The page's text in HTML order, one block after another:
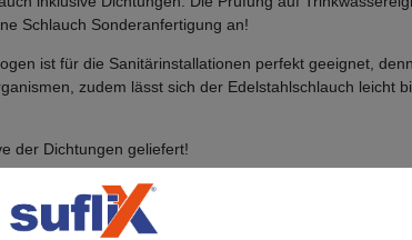
Schlauch Sonderanfertigung an!
ist für die Sanitärinstallationen perfekt geeignet,
zudem lässt sich der Edelstahlschlauch leicht
der Dichtungen geliefert!
bis zur Mitte des Bogenradius bemessen.